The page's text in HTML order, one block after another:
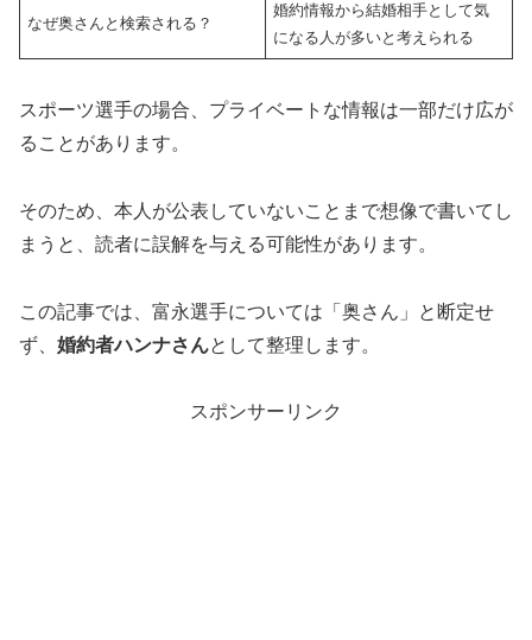
なぜ奥さんと検索される？
婚約情報から結婚相手として気
になる人が多いと考えられる
スポーツ選手の場合、プライベートな情報は一部だけ広が
ることがあります。
そのため、本人が公表していないことまで想像で書いてし
まうと、読者に誤解を与える可能性があります。
この記事では、富永選手については「奥さん」と断定せ
ず、 婚約者ハンナさんとして整理します。
スポンサーリンク